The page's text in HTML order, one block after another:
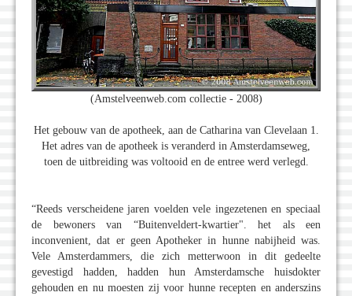
(Amstelveenweb.com collectie - 2008)
Het gebouw van de apotheek, aan de Catharina van Clevelaan 1.
Het adres van de apotheek is veranderd in Amsterdamseweg,
toen de uitbreiding was voltooid en de entree werd verlegd.
“Reeds verscheidene jaren voelden vele ingezetenen en speciaal
de bewoners van “Buitenveldert-kwartier". het als een
inconvenient, dat er geen Apotheker in hunne nabijheid was.
Vele Amsterdammers, die zich metterwoon in dit gedeelte
gevestigd hadden, hadden hun Amsterdamsche huisdokter
gehouden en nu moesten zij voor hunne recepten en anderszins